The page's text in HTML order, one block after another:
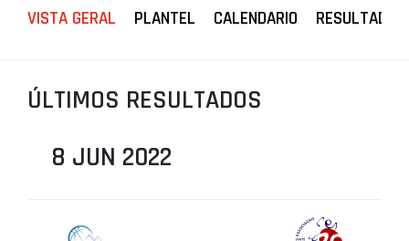
ÁREA TÉCNICA
LIGA BETCLIC MASCULINA
LIGA BETCLIC FEMININA
VISTA GERAL PLANTEL CALENDARIO RESULTADOS
ÚLTIMOS RESULTADOS
8 JUN 2022